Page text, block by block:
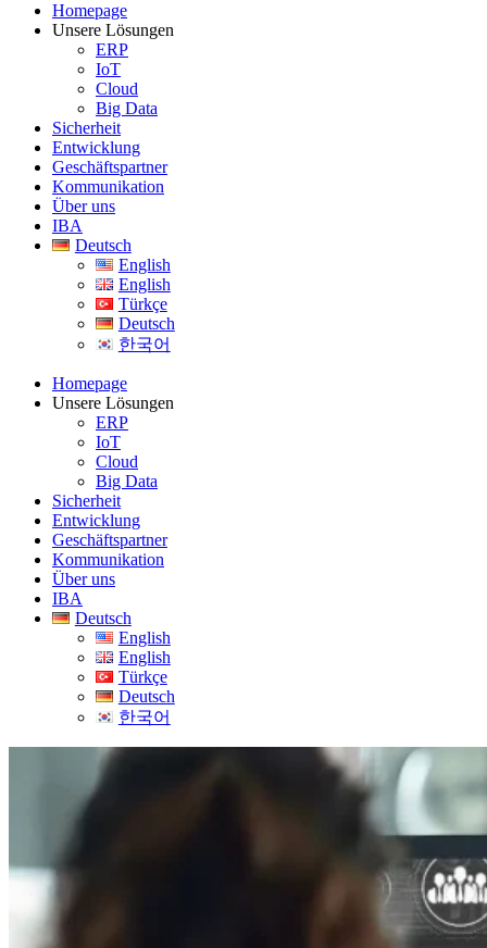
Homepage
Unsere Lösungen
ERP
IoT
Cloud
Big Data
Sicherheit
Entwicklung
Geschäftspartner
Kommunikation
Über uns
IBA
Deutsch
English
English
Türkçe
Deutsch
한국어
Homepage
Unsere Lösungen
ERP
IoT
Cloud
Big Data
Sicherheit
Entwicklung
Geschäftspartner
Kommunikation
Über uns
IBA
Deutsch
English
English
Türkçe
Deutsch
한국어